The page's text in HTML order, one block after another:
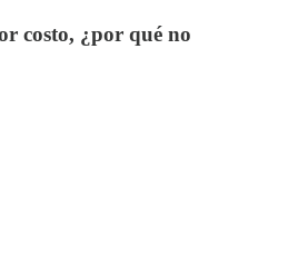
costo, ¿por qué no